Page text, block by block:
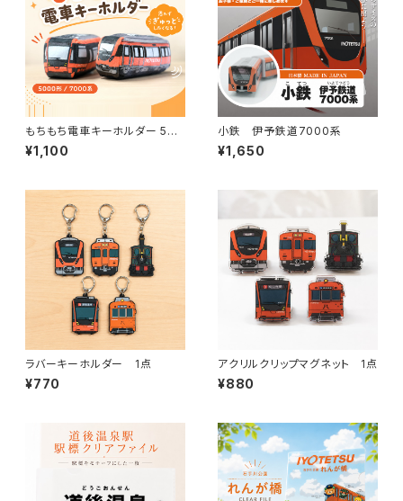
もちもち電車キーホルダー 500
0形／7000系
¥1,100
小鉄 伊予鉄道7000系
¥1,650
ラバーキーホルダー 1点
¥770
アクリルクリップマグネット 1点
¥880